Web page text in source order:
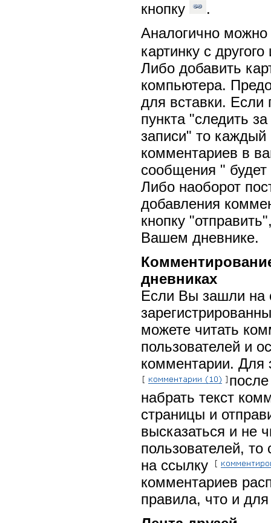
кнопку
.
Аналогично можно
картинку с
Либо добавить
компьютера.
для вставки. Если
пункта "следить
записи" то каждый
комментариев в
сообщения "
Либо наоборот
добавления
кнопку
Вашем дневнике.
дневниках
Если Вы зашли на
можете читать
пользователей и
комментарии. Для
набрать текст
страницы и
высказаться и не
пользователей,
на ссылку
комментариев
правила, что и